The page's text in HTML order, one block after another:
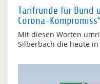
Tarifrunde für Bund
Corona-Kompromiss“
Mit diesen Worten
Silberbach die heute